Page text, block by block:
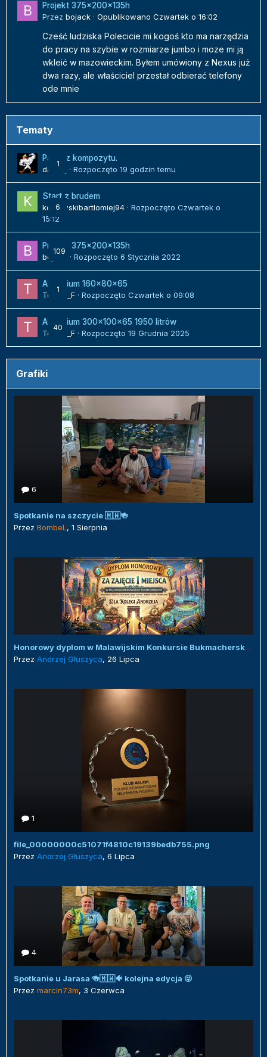
Projekt 375x200x135h
Przez bojack · Opublikowano Czwartek o 16:02
Cześć ludziska Polecicie mi kogoś kto ma narzędzia
do pracy na szybie w rozmiarze jumbo i moze mi ją
wkleić w mazowieckim. Byłem umówiony z Nexus już
dwa razy, ale właściciel przestał odbierać telefony
ode mnie
Tematy
1
Panel z kompozytu.
danielj
· Rozpoczęto 19 godzin temu
6
Start z brudem
kozlowskibartlomiej94 · Rozpoczęto Czwartek o
15:12
109
Projekt 375x200x135h
bojack
· Rozpoczęto 6 Stycznia 2022
1
Akwarium 160x80x65
Tomek_F · Rozpoczęto Czwartek o 09:08
40
Akwarium 300x100x65 1950 litrów
Tomek_F · Rozpoczęto 19 Grudnia 2025
Grafiki
6
Spotkanie na szczycie 🇲🇼🍻
Przez BombeL , 1 Sierpnia
Honorowy dyplom w Malawijskim Konkursie Bukmacherskim :)
Przez Andrzej Głuszyca, 26 Lipca
1
file_00000000c51071f4810c19139bedb755.png
Przez Andrzej Głuszyca, 6 Lipca
4
Spotkanie u Jarasa 🍻🇲🇼🐠 kolejna edycja 😜
Przez marcin73m, 3 Czerwca